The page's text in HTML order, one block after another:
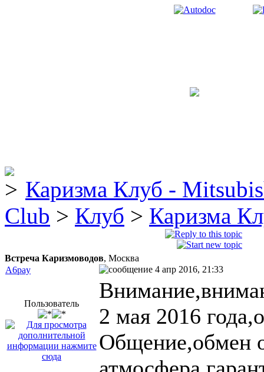
Каризма Клуб -
Club > Клуб > Каризма
Встреча Каризмоводов, Москва
A6pay
4 апр 2016, 21:33
Пользователь
2 мая 2016
Общение,обмен